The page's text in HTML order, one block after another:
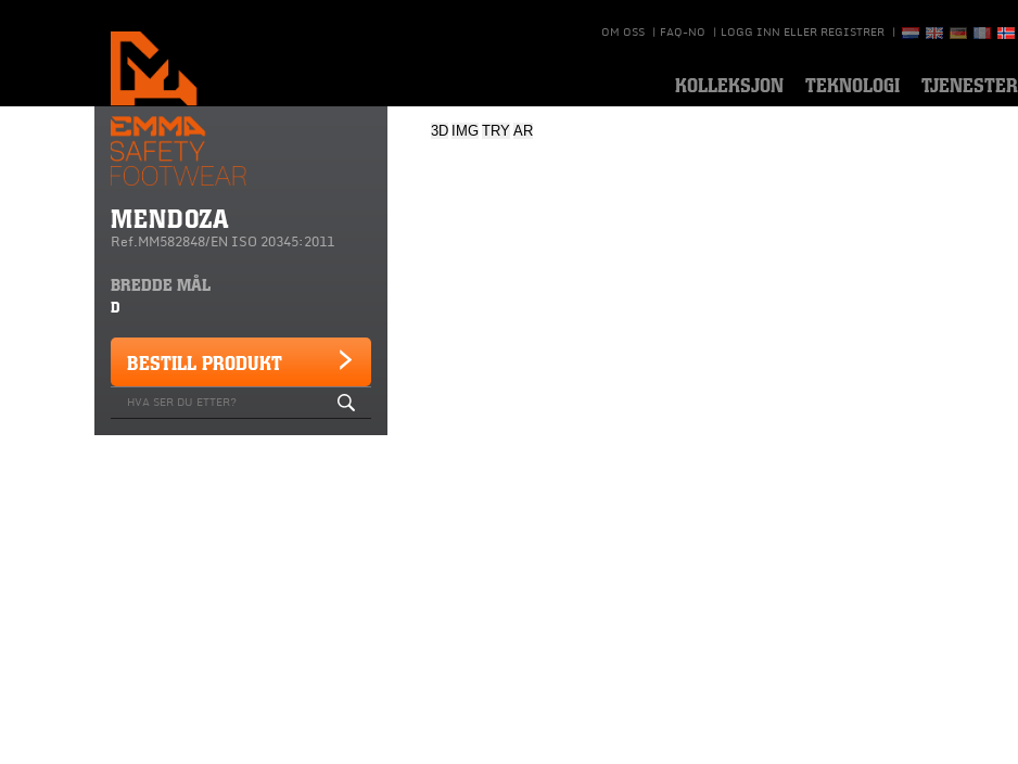
OM OSS | FAQ-NO | LOGG INN ELLER REGISTRER |
KOLLEKSJON TEKNOLOGI TJENESTER
MENDOZA
Ref.MM582848/EN ISO 20345:2011
BREDDE MÅL
D
BESTILL PRODUKT
3D IMG TRY AR